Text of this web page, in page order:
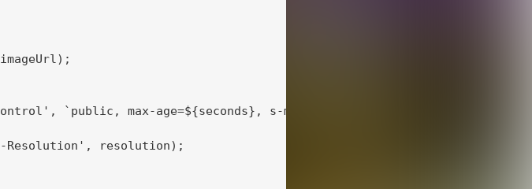
`public, max-age=${seconds}, s-maxage=${seconds}`);
resolution);